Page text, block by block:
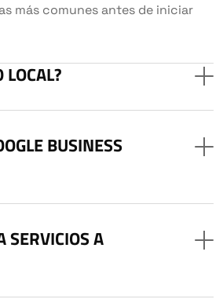
más comunes antes de iniciar
LOCAL?
BUSINESS
SERVICIOS A